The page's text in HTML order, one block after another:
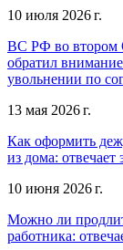
10 июля 2026 г.
ВС РФ во втором
обратил
увольнении по
13 мая 2026 г.
Как оформить
из дома:
10 июня 2026 г.
Можно ли
работника: